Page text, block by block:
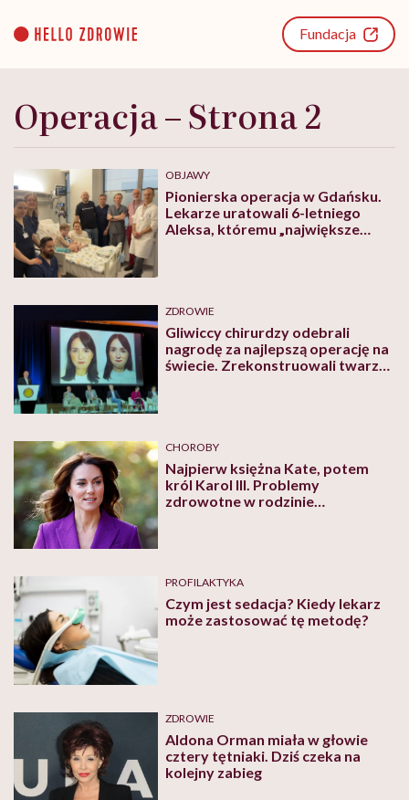
content
Fundacja
Operacja – Strona 2
OBJAWY
Pionierska operacja w Gdańsku.
Lekarze uratowali 6-letniego
Aleksa, któremu „największe
ZDROWIE
Gliwiccy chirurdzy odebrali
nagrodę za najlepszą operację na
świecie. Zrekonstruowali twarz
CHOROBY
Najpierw księżna Kate, potem
król Karol III. Problemy
zdrowotne w rodzinie
PROFILAKTYKA
Czym jest sedacja? Kiedy lekarz
może zastosować tę metodę?
ZDROWIE
Aldona Orman miała w głowie
cztery tętniaki. Dziś czeka na
kolejny zabieg